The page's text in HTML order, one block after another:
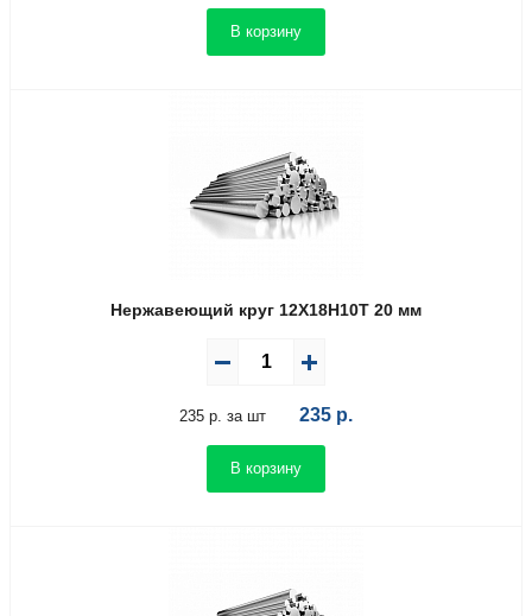
В корзину
Нержавеющий круг 12Х18Н10Т 20 мм
235 р. за шт 235 р.
В корзину